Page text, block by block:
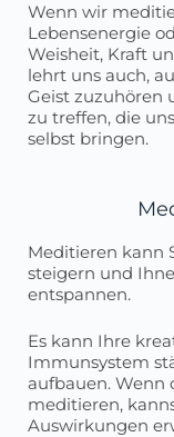
Wenn wir
Lebensenergie
Weisheit, Kraft
lehrt uns auch,
Geist zuzuhören
zu treffen, die
selbst bringen.
Meditieren kann
steigern und
entspannen.
Es kann Ihre
Immunsystem
aufbauen.
meditieren,
Auswirkungen